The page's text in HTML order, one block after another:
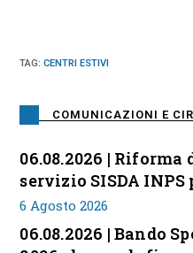
TAG:CENTRI ESTIVI
COMUNICAZIONI E
06.08.2026 |
servizio SISDA
6 Agosto 2026
06.08.2026 | Bando